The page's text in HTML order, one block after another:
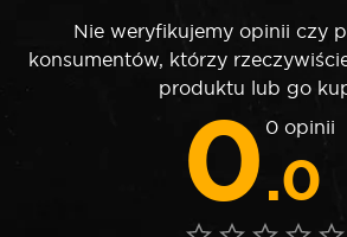
Nie weryfikujemy opinii czy
konsumentów, którzy
produktu lub go
0.0
0 opinii